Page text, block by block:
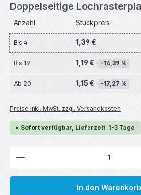
Doppelseitige
Anzahl Stückpreis
Bis 4 1,39 €
Bis 19 1,19 € -14,39 %
Ab 20 1,15 € -17,27 %
Preise inkl. MwSt. zzgl. Versandkosten
Sofort verfügbar, Lieferzeit: 1-3 Tage
Produkt Anzahl: Gib den
In den Warenkorb